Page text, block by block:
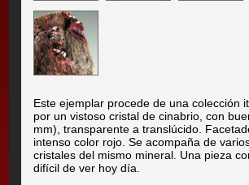
Este ejemplar procede de una colección
por un vistoso cristal de cinabrio, con
mm), transparente a translúcido.
intenso color rojo. Se acompaña de
cristales del mismo mineral. Una pieza
difícil de ver hoy día.